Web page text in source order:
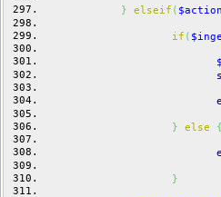
} elseif (
if (
} else
}